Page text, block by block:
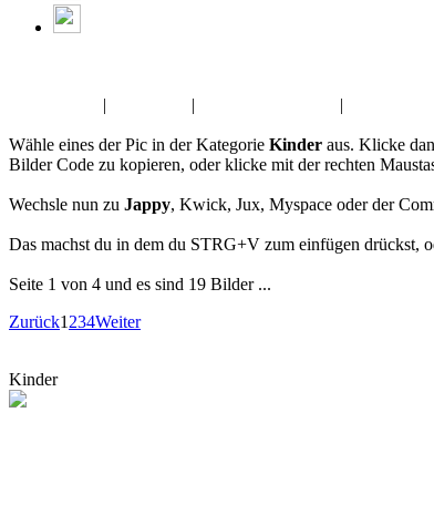
| | |
Wähle eines der Pic in der Kategorie Kinder aus. Klicke
Bilder Code zu kopieren, oder klicke mit der rechten
Wechsle nun zu Jappy, Kwick, Jux, Myspace oder der
Das machst du in dem du STRG+V zum einfügen drückst,
Seite 1 von 4 und es sind 19 Bilder ...
Zurück1 234Weiter
Kinder